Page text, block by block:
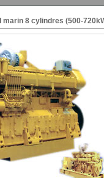
8 cylindres (500-